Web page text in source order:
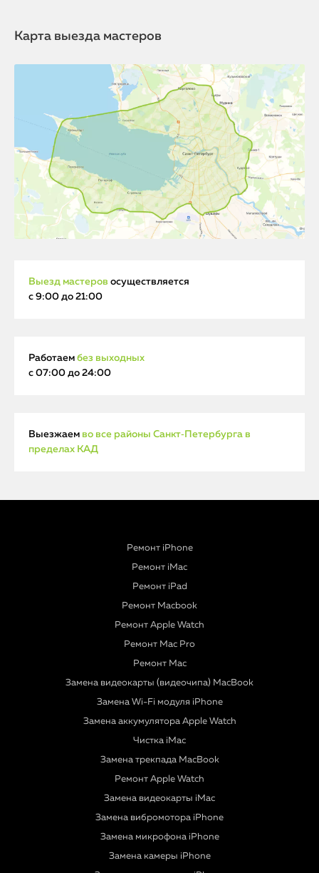
Карта выезда мастеров
Выезд мастеров осуществляется
с 9:00 до 21:00
Работаем без выходных
с 07:00 до 24:00
Выезжаем во все районы Санкт‑Петербурга в
пределах КАД
Ремонт iPhone
Ремонт iMac
Ремонт iPad
Ремонт Macbook
Ремонт Apple Watch
Ремонт Mac Pro
Ремонт Mac
Замена видеокарты (видеочипа) MacBook
Замена Wi-Fi модуля iPhone
Замена аккумулятора Apple Watch
Чистка iMac
Замена трекпада MacBook
Ремонт Apple Watch
Замена видеокарты iMac
Замена вибромотора iPhone
Замена микрофона iPhone
Замена камеры iPhone